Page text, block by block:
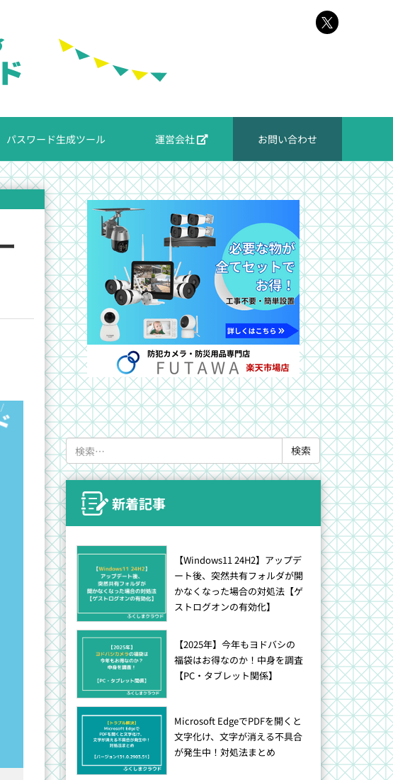
パスワード生成ツール 運営会社 お問い合わせ
索:
新着記事
【Windows11 24H2】アップデ
ート後、突然共有フォルダが開
かなくなった場合の対処法【ゲ
ストログオンの有効化】
【2025年】今年もヨドバシの
福袋はお得なのか！中身を調査
【PC・タブレット関係】
Microsoft EdgeでPDFを開くと
文字化け、文字が消える不具合
が発生中！対処法まとめ